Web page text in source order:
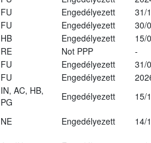
FU Engedélyezett
31/
FU Engedélyezett
30/
HB Engedélyezett
15/
RE Not PPP
-
FU Engedélyezett
31/
FU Engedélyezett
IN, AC, HB,
PG
Engedélyezett
15/
NE Engedélyezett
14/